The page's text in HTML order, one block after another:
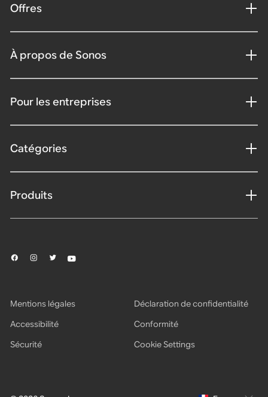
Offres
À propos de Sonos
Pour les entreprises
Catégories
Produits
Mentions légales
Déclaration de confidentialité
Accessibilité
Conformité
Sécurité
Cookie Settings